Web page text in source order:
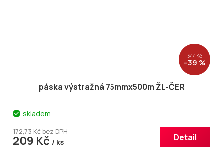
344 Kč
–39 %
páska výstražná 75mmx500m ŽL-ČER
skladem
172,73 Kč bez DPH
209 Kč / ks Detail